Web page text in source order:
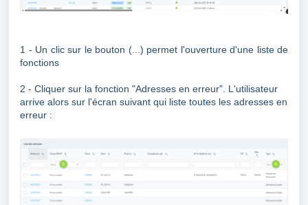
1 - Un clic sur le bouton (...) permet l'ouverture d'une liste de
fonctions
2 - Cliquer sur la fonction "Adresses en erreur". L'utilisateur
arrive alors sur l'écran suivant qui liste toutes les adresses en
erreur :